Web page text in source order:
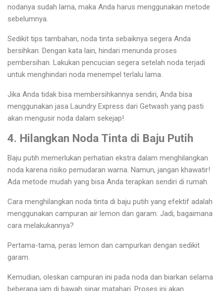
nodanya sudah lama, maka Anda harus menggunakan metode
sebelumnya.
Sedikit tips tambahan, noda tinta sebaiknya segera Anda
bersihkan. Dengan kata lain, hindari menunda proses
pembersihan. Lakukan pencucian segera setelah noda terjadi
untuk menghindari noda menempel terlalu lama.
Jika Anda tidak bisa membersihkannya sendiri, Anda bisa
menggunakan jasa Laundry Express dari Getwash yang pasti
akan mengusir noda dalam sekejap!
4. Hilangkan Noda Tinta di Baju Putih
Baju putih memerlukan perhatian ekstra dalam menghilangkan
noda karena risiko pemudaran warna. Namun, jangan khawatir!
Ada metode mudah yang bisa Anda terapkan sendiri di rumah.
Cara menghilangkan noda tinta di baju putih yang efektif adalah
menggunakan campuran air lemon dan garam. Jadi, bagaimana
cara melakukannya?
Pertama-tama, peras lemon dan campurkan dengan sedikit
garam.
Kemudian, oleskan campuran ini pada noda dan biarkan selama
beberapa jam di bawah sinar matahari. Proses ini akan